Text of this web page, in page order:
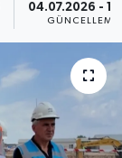
04.07.2026 -
GÜNCELLEME